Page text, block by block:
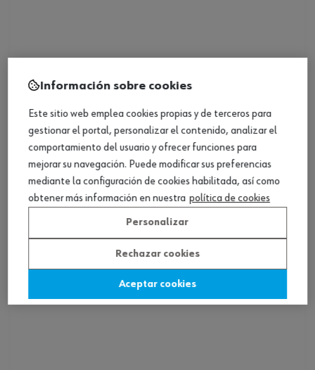
Información sobre cookies
Este sitio web emplea cookies propias y de terceros para
gestionar el portal, personalizar el contenido, analizar el
comportamiento del usuario y ofrecer funciones para
mejorar su navegación. Puede modificar sus preferencias
mediante la configuración de cookies habilitada, así como
obtener más información en nuestra política de cookies
Personalizar
Rechazar cookies
Aceptar cookies